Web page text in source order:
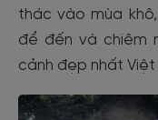
thác vào mùa
để đến và chiêm
cảnh đẹp nhất Việt